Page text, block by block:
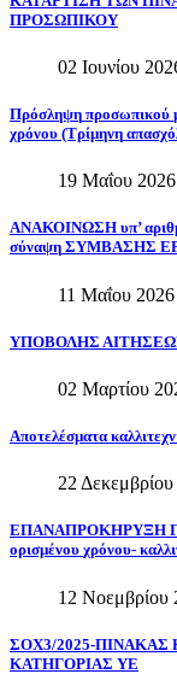
ΠΡΟΣΩΠΙΚΟΥ
02 Ιουνίου
Πρόσληψη προσωπικού
χρόνου (Τρίμηνη
19 Μαΐου 2026
ΑΝΑΚΟΙΝΩΣΗ υπ’
σύναψη ΣΥΜΒΑΣΗΣ
11 Μαΐου 2026
ΥΠΟΒΟΛΗΣ
02 Μαρτίου
Αποτελέσματα
22
EΠΑΝΑΠΡΟΚΗΡΥΞΗ
ορισμένου χρόνου-
12 Νοεμβρίου
ΣΟΧ3/2025-ΠΙΝΑΚΑΣ
ΚΑΤΗΓΟΡΙΑΣ ΥΕ